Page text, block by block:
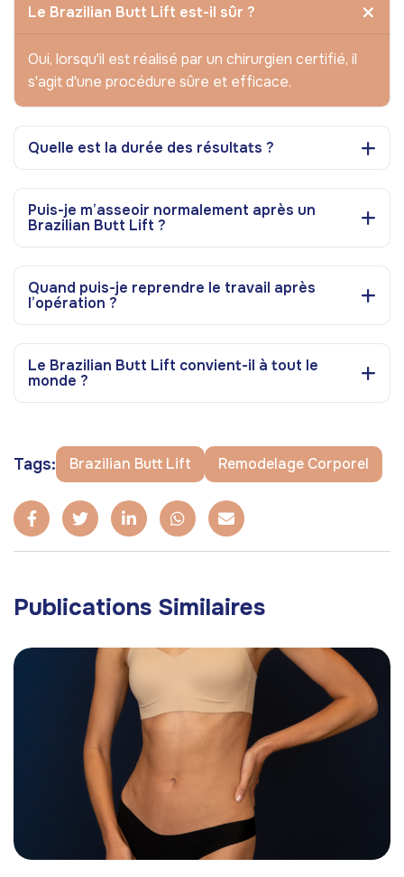
Le Brazilian Butt Lift est-il sûr ?
Oui, lorsqu'il est réalisé par un chirurgien certifié, il
s'agit d'une procédure sûre et efficace.
Quelle est la durée des résultats ?
Puis-je m’asseoir normalement après un
Brazilian Butt Lift ?
Quand puis-je reprendre le travail après
l’opération ?
Le Brazilian Butt Lift convient-il à tout le
monde ?
Tags: Brazilian Butt Lift Remodelage Corporel
Publications Similaires